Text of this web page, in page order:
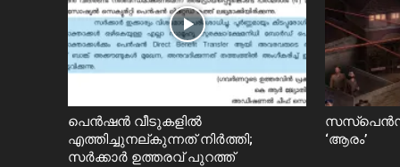
പെൻഷൻ വീടുകളിൽ
എത്തിച്ചുനല്കുന്നത് നിർത്തി;
സര്‍ക്കാർ ഉത്തരവ് പുറത്ത്
‘ആരം’